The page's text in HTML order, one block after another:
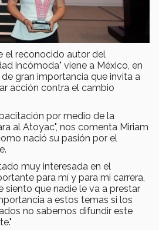
el reconocido autor del
incómoda" viene a México, en
gran importancia que invita a
acción contra el cambio
por medio de la
al Atoyac", nos comenta Miriam
nació su pasión por el
muy interesada en el
para mí y para mi carrera,
siento que nadie le va a prestar
a estos temas si los
no sabemos difundir este